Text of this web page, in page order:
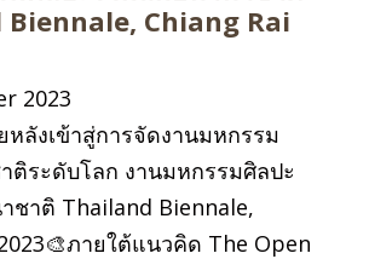
Chiang Rai
2023
หลังเข้าสู่การจัดงานมหกรรม
ติระดับโลก งานมหกรรมศิลปะ
ชาติ Thailand Biennale,
ภายใต้แนวคิด The Open